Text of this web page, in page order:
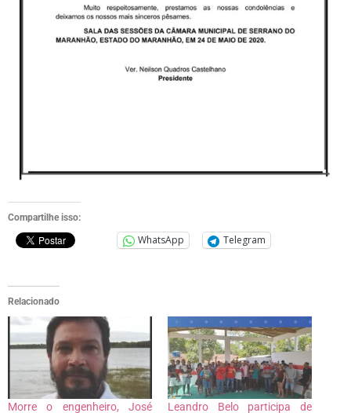
Compartilhe isso:
WhatsApp Telegram
Relacionado
Morre o engenheiro, José Leandro Belo participa de